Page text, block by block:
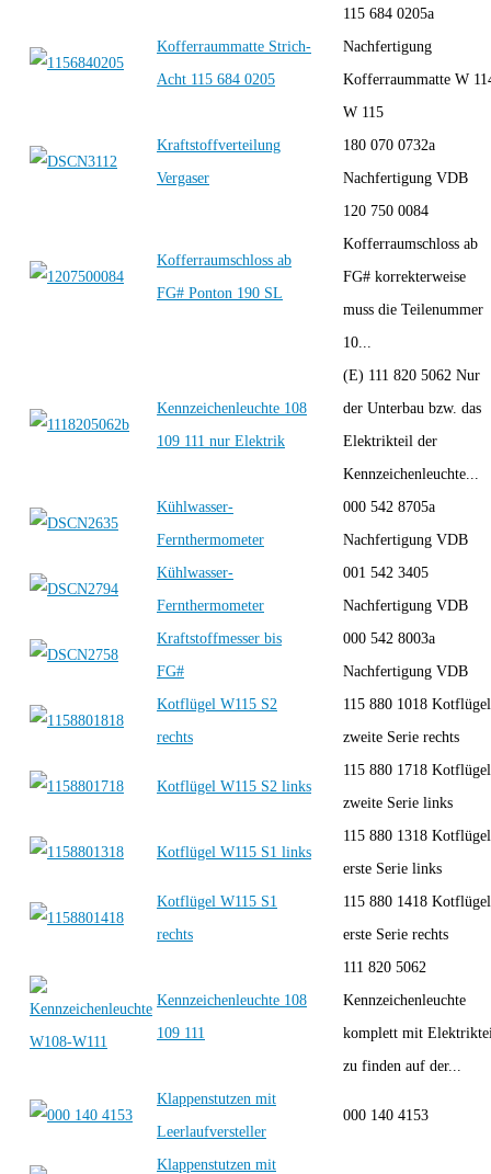
Kofferraummatte Strich-
Acht 115 684 0205
115 684 0205a
Nachfertigung
Kofferraummatte W
W 115
Kraftstoffverteilung
Vergaser
180 070 0732a
Nachfertigung VDB
Kofferraumschloss ab
FG# Ponton 190 SL
120 750 0084
Kofferraumschloss ab
FG# korrekterweise
muss die Teilenummer
10...
Kennzeichenleuchte 108
109 111 nur Elektrik
(E) 111 820 5062 Nur
der Unterbau bzw. das
Elektrikteil der
Kennzeichenleuchte...
Kühlwasser-
Fernthermometer
000 542 8705a
Nachfertigung VDB
Kühlwasser-
Fernthermometer
001 542 3405
Nachfertigung VDB
Kraftstoffmesser bis
FG#
000 542 8003a
Nachfertigung VDB
Kotflügel W115 S2
rechts
115 880 1018 Kotflügel
zweite Serie rechts
Kotflügel W115 S2 links
115 880 1718 Kotflügel
zweite Serie links
Kotflügel W115 S1 links
115 880 1318 Kotflügel
erste Serie links
Kotflügel W115 S1
rechts
115 880 1418 Kotflügel
erste Serie rechts
Kennzeichenleuchte 108
109 111
111 820 5062
Kennzeichenleuchte
komplett mit
zu finden auf der...
Klappenstutzen mit
Leerlaufversteller
000 140 4153
Klappenstutzen mit